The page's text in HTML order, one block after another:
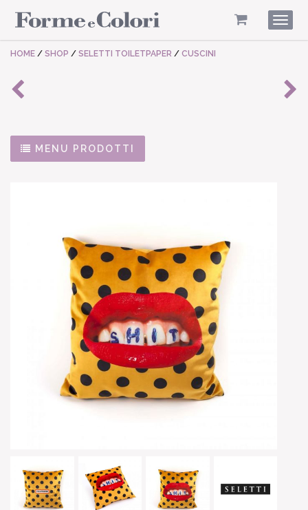
HOME / SHOP / SELETTI TOILETPAPER / CUSCINI
MENU PRODOTTI